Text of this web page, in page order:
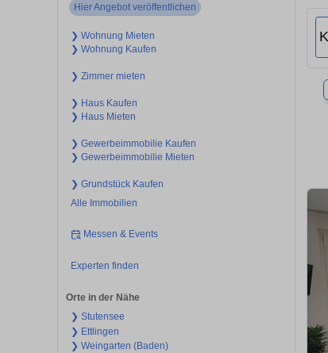
Hier Angebot veröffentlichen
❯ Wohnung Mieten
❯ Wohnung Kaufen
❯ Zimmer mieten
❯ Haus Kaufen
❯ Haus Mieten
❯ Gewerbeimmobilie Kaufen
❯ Gewerbeimmobilie Mieten
❯ Grundstück Kaufen
Alle Immobilien
Messen & Events
Experten finden
Orte in der Nähe
❯ Stutensee
❯ Ettlingen
❯ Weingarten (Baden)